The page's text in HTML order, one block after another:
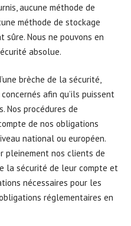
aucune méthode de
méthode de stockage
sûre. Nous ne pouvons en
absolue.
brèche de la sécurité,
afin qu’ils puissent
Nos procédures de
de nos obligations
national ou européen.
pleinement nos clients de
la sécurité de leur compte et
nécessaires pour les
réglementaires en